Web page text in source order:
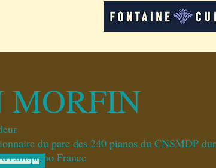
MORFIN
du parc des 240 pianos du CNSMDP
France